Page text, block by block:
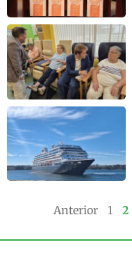
Anterior 1 2